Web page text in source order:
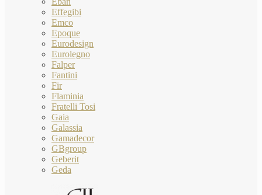
Effegibi
Emco
Epoque
Eurodesign
Eurolegno
Falper
Fantini
Fir
Flaminia
Fratelli Tosi
Gaia
Galassia
Gamadecor
GBgroup
Geberit
Geda